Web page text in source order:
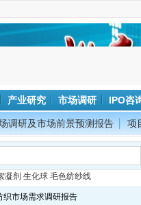
产业研究 市场调研 IPO咨
调研及市场前景预测报告 项
凝剂 生化球 毛色纺纱线
市场需求调研报告